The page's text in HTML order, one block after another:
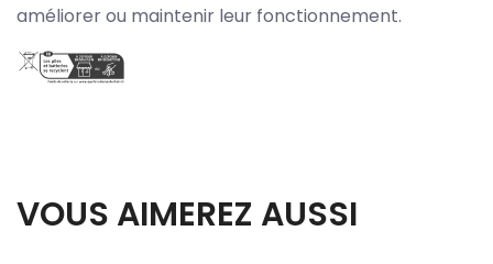
améliorer ou maintenir leur fonctionnement.
VOUS AIMEREZ AUSSI